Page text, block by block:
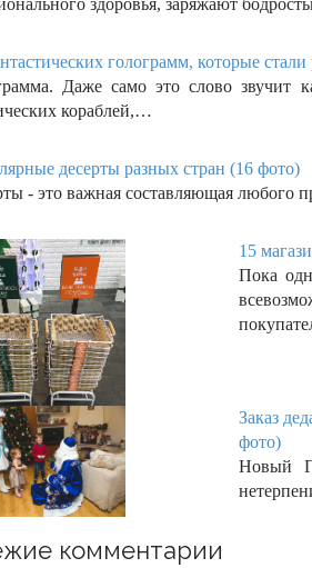
здоровья, заряжают
голограмм, которые
Даже само это слово звучит
кораблей,…
десерты разных стран (16 фото)
- это важная составляющая любого
15
Пока
Заказ
фото)
Новый
комментарии